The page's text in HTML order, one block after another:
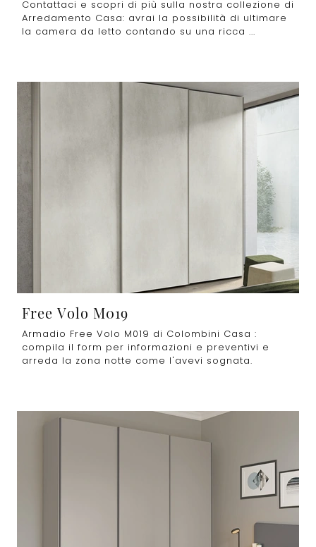
Contattaci e scopri di più sulla nostra collezione di
Arredamento Casa: avrai la possibilità di ultimare
la camera da letto contando su una ricca ...
Free Volo M019
Armadio Free Volo M019 di Colombini Casa :
compila il form per informazioni e preventivi e
arreda la zona notte come l'avevi sognata.